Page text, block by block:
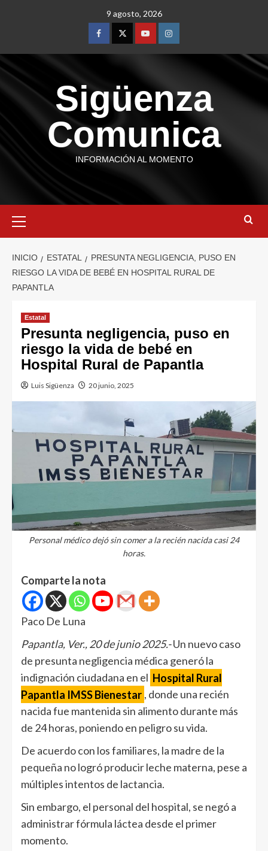
9 agosto, 2026
Sigüenza
Comunica
INFORMACIÓN AL MOMENTO
INICIO ESTATAL
PRESUNTA NEGLIGENCIA, PUSO EN
RIESGO LA VIDA DE BEBÉ EN HOSPITAL RURAL DE
PAPANTLA
Estatal
Presunta negligencia, puso en
riesgo la vida de bebé en
Hospital Rural de Papantla
Luis Sigüenza 20 junio, 2025
Personal médico dejó sin comer a la recién nacida casi 24
horas.
Comparte la nota
Paco De Luna
Papantla, Ver., 20 de junio 2025.-Un nuevo caso
de presunta negligencia médica generó la
indignación ciudadana en el Hospital Rural
Papantla IMSS Bienestar , donde una recién
nacida fue mantenida sin alimento durante más
de 24 horas, poniendo en peligro su vida.
De acuerdo con los familiares, la madre de la
pequeña no logró producir leche materna, pese a
múltiples intentos de lactancia.
Sin embargo, el personal del hospital, se negó a
administrar fórmula láctea desde el primer
momento.